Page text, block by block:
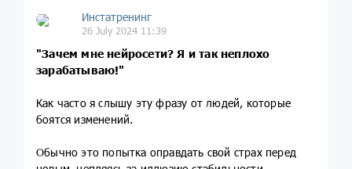
Инстатренинг
26 July 2024 11:39
"Зачем мне нейросети? Я и так неплохо
зарабатываю!"
Как часто я слышу эту фразу от людей, которые
боятся изменений.
Обычно это попытка оправдать свой страх перед